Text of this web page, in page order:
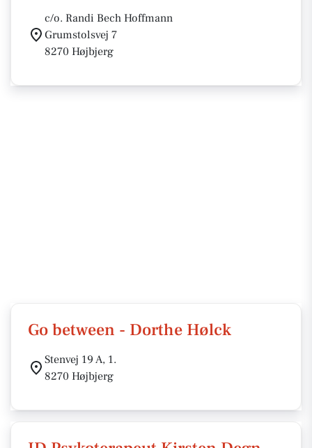
c/o. Randi Bech Hoffmann
Grumstolsvej 7
8270 Højbjerg
Go between - Dorthe Hølck
Stenvej 19 A, 1.
8270 Højbjerg